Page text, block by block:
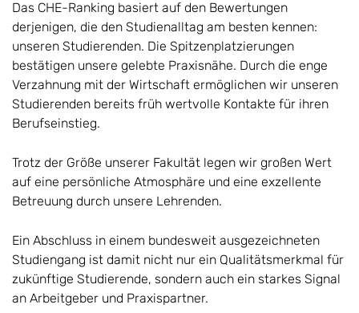
Das CHE-Ranking basiert auf den Bewertungen
derjenigen, die den Studienalltag am besten kennen:
unseren Studierenden. Die Spitzenplatzierungen
bestätigen unsere gelebte Praxisnähe. Durch die enge
Verzahnung mit der Wirtschaft ermöglichen wir unseren
Studierenden bereits früh wertvolle Kontakte für ihren
Berufseinstieg.
Trotz der Größe unserer Fakultät legen wir großen Wert
auf eine persönliche Atmosphäre und eine exzellente
Betreuung durch unsere Lehrenden.
Ein Abschluss in einem bundesweit ausgezeichneten
Studiengang ist damit nicht nur ein Qualitätsmerkmal für
zukünftige Studierende, sondern auch ein starkes Signal
an Arbeitgeber und Praxispartner.